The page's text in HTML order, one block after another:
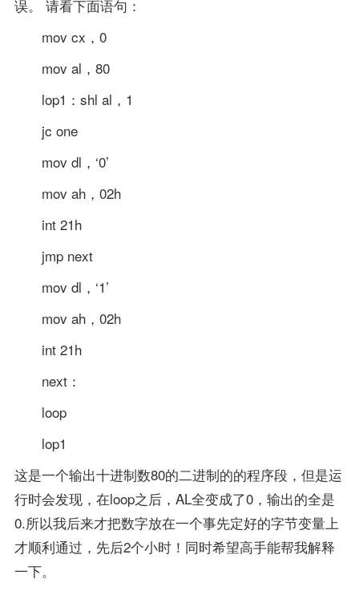
误。 请看下面语句：
mov cx，0
mov al，80
lop1：shl al，1
jc one
mov dl，‘0’
mov ah，02h
int 21h
jmp next
mov dl，‘1’
mov ah，02h
int 21h
next：
loop
lop1
这是一个输出十进制数80的二进制的的程序段，但是运
行时会发现，在loop之后，AL全变成了0，输出的全是
0.所以我后来才把数字放在一个事先定好的字节变量上
才顺利通过，先后2个小时！同时希望高手能帮我解释
一下。